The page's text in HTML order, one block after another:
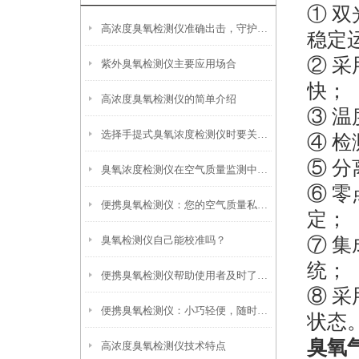
高浓度臭氧检测仪准确出击，守护环境安全新防线！
紫外臭氧检测仪主要应用场合
高浓度臭氧检测仪的简单介绍
选择手提式臭氧浓度检测仪时要关注哪些特性？
臭氧浓度检测仪在空气质量监测中发挥了关键作用
便携臭氧检测仪：您的空气质量私人顾问
臭氧检测仪自己能校准吗？
便携臭氧检测仪帮助使用者及时了解臭氧浓度的情况
便携臭氧检测仪：小巧轻便，随时随地守护您的呼吸环境
高浓度臭氧检测仪技术特点
① 双
稳定
② 采
快；
③ 温
④ 检
⑤ 分
⑥ 零
定；
⑦ 集
统；
⑧ 采
状态
臭氧